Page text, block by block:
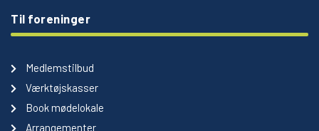
Til foreninger
Medlemstilbud
Værktøjskasser
Book mødelokale
Arrangementer